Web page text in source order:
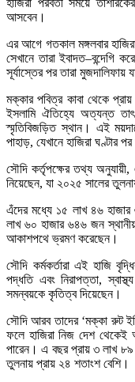
আসবেন।
এর আগে গতকাল মঙ্গলবার
সেখানে তারা ইবাদত–বন্দেগি
সূর্যাস্তের পর তারা মুজদালিফায়
মক্কার পবিত্র কাবা থেকে
ইসলামি ঐতিহ্যে অত্যন্ত
স্মৃতিবিজড়িত স্থান। এই
পাহাড়, যেখানে হাজিরা ঘণ্টার
সৌদি কর্তৃপক্ষের তথ্য
নিয়েছেন, যা ২০২৫ সালের
এঁদের মধ্যে ১৫ লাখ ৪৬
লাখ ৬০ হাজার ৬৪৬ জন স্থানীয়
আকাশপথে ভ্রমণ করেছেন।
সৌদি কর্মকর্তারা এই হাজি
পদ্ধতি এবং নিরাপত্তা,
সমন্বয়কে কৃতিত্ব দিয়েছেন।
সৌদি আরব তাদের ‘মক্কা রুট
ফলে হাজিরা নিজ দেশ
পারেন। এ বছর প্রায় ৩ লাখ ৮৯
তুলনায় প্রায় ২৪ শতাংশ বেশি।